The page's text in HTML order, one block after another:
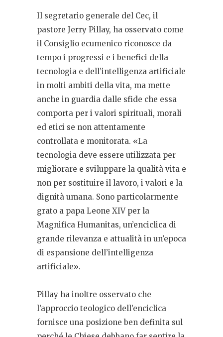
Il segretario generale del Cec, il
pastore Jerry Pillay, ha osservato come
il Consiglio ecumenico riconosce da
tempo i progressi e i benefici della
tecnologia e dell’intelligenza artificiale
in molti ambiti della vita, ma mette
anche in guardia dalle sfide che essa
comporta per i valori spirituali, morali
ed etici se non attentamente
controllata e monitorata. «La
tecnologia deve essere utilizzata per
migliorare e sviluppare la qualità vita e
non per sostituire il lavoro, i valori e la
dignità umana. Sono particolarmente
grato a papa Leone XIV per la
Magnifica Humanitas, un’enciclica di
grande rilevanza e attualità in un’epoca
di espansione dell’intelligenza
artificiale».
Pillay ha inoltre osservato che
l’approccio teologico dell’enciclica
fornisce una posizione ben definita sul